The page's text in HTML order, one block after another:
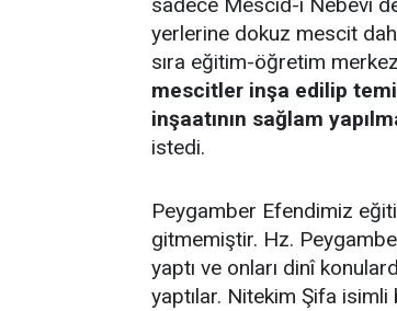
yerlerine dokuz mescit
sıra eğitim-öğretim
mescitler inşa edilip
inşaatının sağlam
istedi.
Peygamber Efendimiz
gitmemiştir. Hz.
yaptı ve onları dinî
yaptılar. Nitekim Şifa